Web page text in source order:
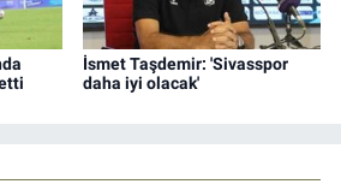
İsmet Taşdemir: 'Sivasspor
daha iyi olacak'